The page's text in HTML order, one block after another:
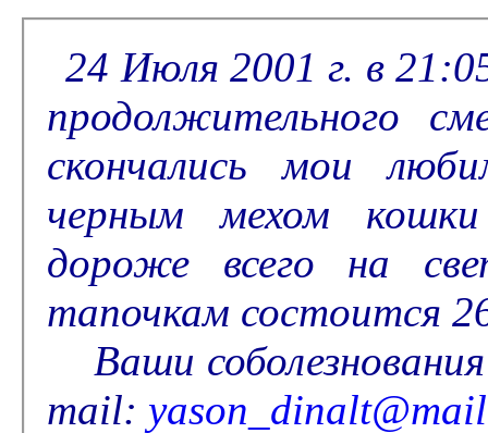
24 Июля 2001 г. в
продолжительного
скончались мои
черным мехом
дороже всего на
тапочкам состоится
Ваши
mail: